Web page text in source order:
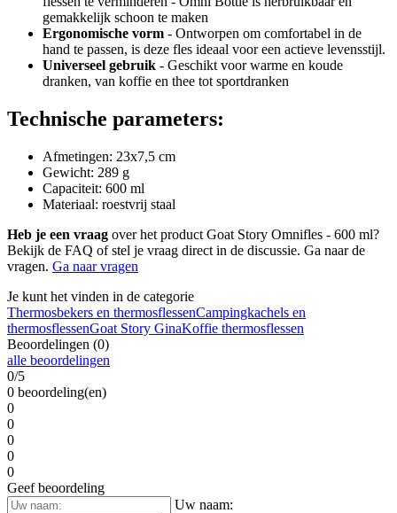
gemakkelijk schoon te maken
Ergonomische vorm - Ontworpen om comfortabel in de
hand te passen, is deze fles ideaal voor een actieve levensstijl.
Universeel gebruik - Geschikt voor warme en koude
dranken, van koffie en thee tot sportdranken
Technische parameters:
Afmetingen: 23x7,5 cm
Gewicht: 289 g
Capaciteit: 600 ml
Materiaal: roestvrij staal
Heb je een vraag over het product Goat Story Omnifles - 600 ml?
Bekijk de FAQ of stel je vraag direct in de discussie. Ga naar de
vragen. Ga naar vragen
Je kunt het vinden in de categorie
Thermosbekers en thermosflessenCampingkachels en
thermosflessenGoat Story GinaKoffie thermosflessen
Beoordelingen (0)
alle beoordelingen
0/5
0 beoordeling(en)
0
0
0
0
0
Geef beoordeling
Uw naam: